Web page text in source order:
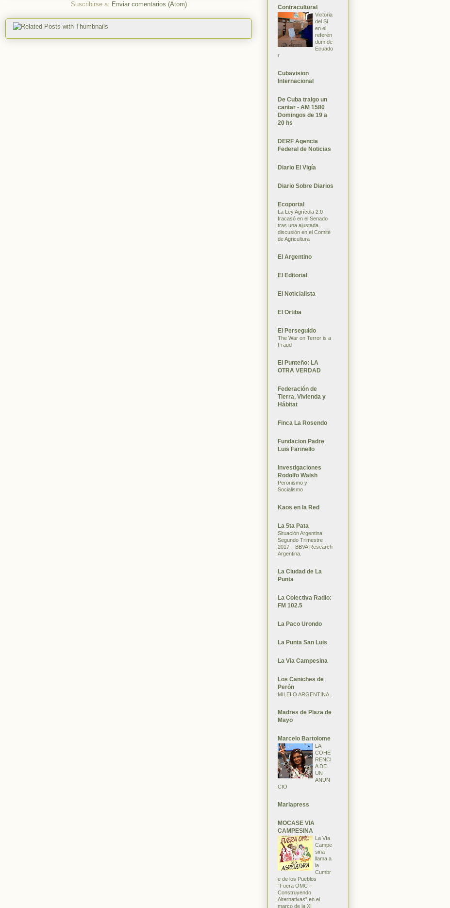
Suscribirse a: Enviar comentarios (Atom) Contracultural
Victoria
del Sí
en el
referén
dum de
Ecuado
r
Cubavision
Internacional
De Cuba traigo un
cantar - AM 1580
Domingos de 19 a
20 hs
DERF Agencia
Federal de Noticias
Diario El Vigía
Diario Sobre Diarios
Ecoportal
La Ley Agrícola 2.0
fracasó en el Senado
tras una ajustada
discusión en el Comité
de Agricultura
El Argentino
El Editorial
El Noticialista
El Ortiba
El Perseguido
The War on Terror is a
Fraud
El Punteño: LA
OTRA VERDAD
Federación de
Tierra, Vivienda y
Hábitat
Finca La Rosendo
Fundacion Padre
Luis Farinello
Investigaciones
Rodolfo Walsh
Peronismo y
Socialismo
Kaos en la Red
La 5ta Pata
Situación Argentina.
Segundo Trimestre
2017 – BBVA Research
Argentina.
La Ciudad de La
Punta
La Colectiva Radio:
FM 102.5
La Paco Urondo
La Punta San Luis
La Via Campesina
Los Caniches de
Perón
MILEI O ARGENTINA.
Madres de Plaza de
Mayo
Marcelo Bartolome
LA
COHE
RENCI
A DE
UN
ANUN
CIO
Mariapress
MOCASE VIA
CAMPESINA
La Vía
Campe
sina
llama a
la
Cumbr
e de los Pueblos
“Fuera OMC –
Construyendo
Alternativas” en el
marco de la XI